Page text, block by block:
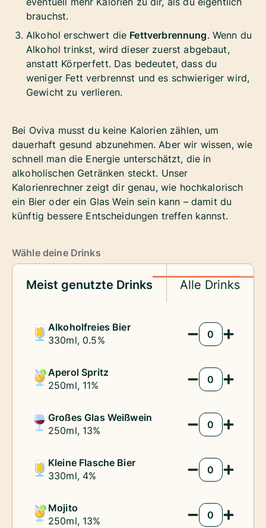
brauchst.
Alkohol erschwert die Fettverbrennung. Wenn du
Alkohol trinkst, wird dieser zuerst abgebaut,
anstatt Körperfett. Das bedeutet, dass du
weniger Fett verbrennst und es schwieriger wird,
Gewicht zu verlieren.
Bei Oviva musst du keine Kalorien zählen, um
dauerhaft gesund abzunehmen. Aber wir wissen, wie
schnell man die Energie unterschätzt, die in
alkoholischen Getränken steckt. Unser
Kalorienrechner zeigt dir genau, wie hochkalorisch
ein Bier oder ein Glas Wein sein kann – damit du
künftig bessere Entscheidungen treffen kannst.
Wähle deine Drinks
Meist genutzte Drinks Alle Drinks
Alkoholfreies Bier
330ml, 0.5%
Menge
Aperol Spritz
250ml, 11%
Menge
Großes Glas Weißwein
250ml, 13%
Menge
Kleine Flasche Bier
330ml, 4%
Menge
Mojito
250ml, 13%
Menge